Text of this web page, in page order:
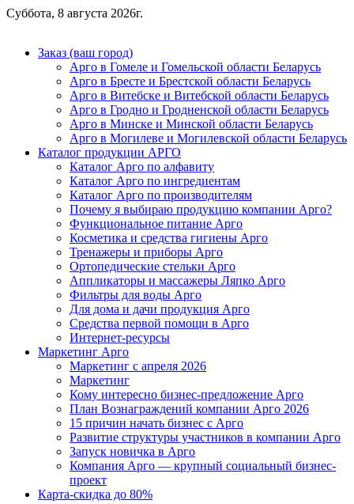
Суббота, 8 августа 2026г.
Заказ (ваш город)
Арго в Гомеле и Гомельской области Беларусь
Арго в Бресте и Брестской области Беларусь
Арго в Витебске и Витебской области Беларусь
Арго в Гродно и Гродненской области Беларусь
Арго в Минске и Минской области Беларусь
Арго в Могилеве и Могилевской области Беларусь
Каталог продукции АРГО
Каталог Арго по алфавиту
Каталог Арго по ингредиентам
Каталог Арго по производителям
Почему я выбираю продукцию компании Арго?
Функциональное питание Арго
Косметика и средства гигиены Арго
Тренажеры и приборы Арго
Ортопедические стельки Арго
Аппликаторы и массажеры Ляпко Арго
Фильтры для воды Арго
Для дома и дачи продукция Арго
Средства первой помощи в Арго
Интернет-ресурсы
Маркетинг Арго
Маркетинг с апреля 2026
Маркетинг
Кому интересно бизнес-предложение Арго
План Вознаграждений компании Арго 2026
15 причин начать бизнес с Арго
Развитие структуры участников в компании Арго
Запуск новичка в Арго
Компания Арго — крупный социальный бизнес-
проект
Карта-скидка до 80%